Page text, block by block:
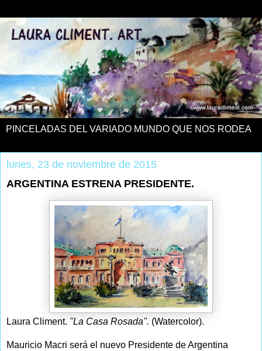
PINCELADAS DEL VARIADO MUNDO QUE NOS RODEA
lunes, 23 de noviembre de 2015
ARGENTINA ESTRENA PRESIDENTE.
Laura Climent. "La Casa Rosada". (Watercolor).
Mauricio Macri será el nuevo Presidente de Argentina